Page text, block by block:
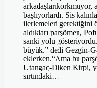
arkadaşlarıkorkmuyor,
başlıyorlardı. Sis
ilerlemeleri gerektiğini
aldıkları parşömen,
sanki yolu
büyük,” dedi Gezgin-
eklerken.“Ama bu
Utangaç-Diken Kirpi,
sırtındaki…